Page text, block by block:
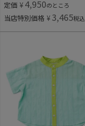
定価 ¥ 4,950のところ
当店特別価格 ¥ 3,465税込